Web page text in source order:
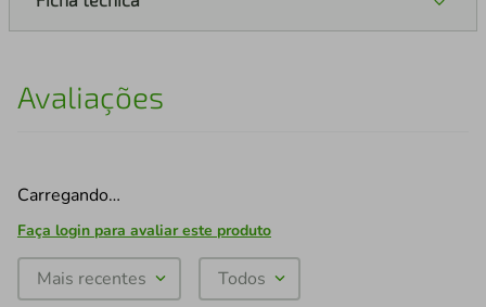
Avaliações
Carregando…
Faça login para avaliar este produto
Mais recentes Todos